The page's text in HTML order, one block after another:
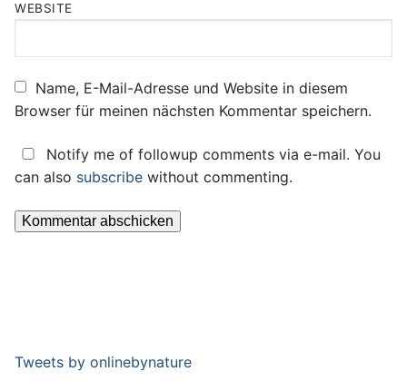
WEBSITE
Name, E-Mail-Adresse und Website in diesem
Browser für meinen nächsten Kommentar speichern.
Notify me of followup comments via e-mail. You
can also subscribe without commenting.
Tweets by onlinebynature